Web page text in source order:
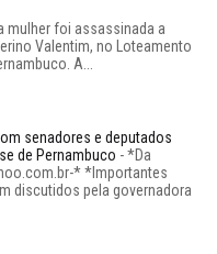
mulher foi assassinada a
Valentim, no Loteamento
A...
senadores e deputados
de Pernambuco -*Da
* *Importantes
discutidos pela governadora